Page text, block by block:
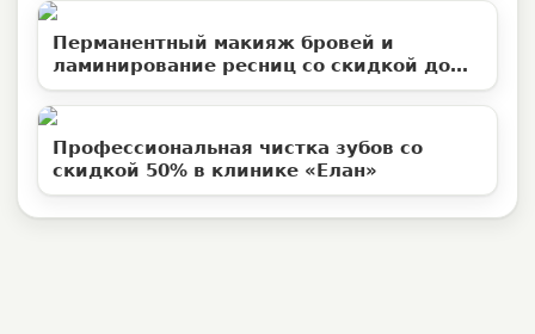
Перманентный макияж бровей и
ламинирование ресниц со скидкой до
50%
Профессиональная чистка зубов со
скидкой 50% в клинике «Елан»